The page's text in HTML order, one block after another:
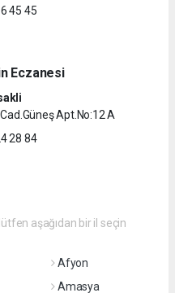
45 45
Eczanesi
Apt.No:12 A
28 84
aşağıdan bir il seçin
Afyon
Amasya